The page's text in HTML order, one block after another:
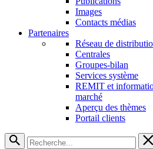
Images
Contacts médias
Partenaires
Réseau de
Centrales
Groupes-bilan
Services système
REMIT et
marché
Aperçu des thèmes
Portail clients